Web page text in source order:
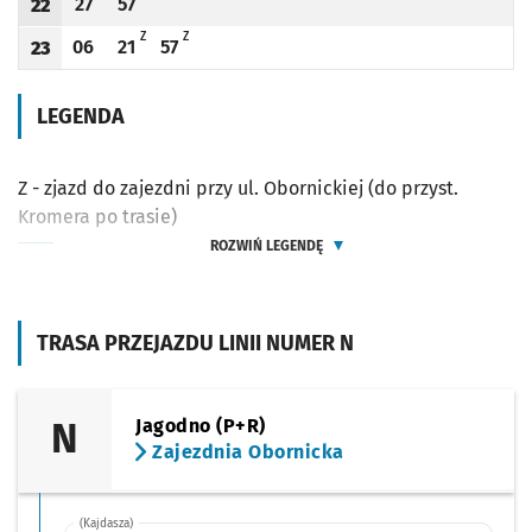
TRASA PRZEJAZDU LINII NUMER N
N
Jagodno (P+R)
Zajezdnia Obornicka
(Kajdasza)
Godzina odjazdu
22
Odjazd
minut po godzinie 22
Odjazd
minut po godzinie 22
Godzina odjazdu
23
Odjazd
06
minut po godzinie 23
Odjazd
21
minut po godzinie 23
ZZ - ZJAZD DO ZAJEZDNI PRZY UL. OBORNICKIEJ (DO PRZYST. KROMERA
Odjazd
57
minut po godzinie 23
ZZ - ZJAZD DO ZAJEZDNI PRZY UL. OBORNICKIEJ (DO PRZYST.
LEGENDA
Z - zjazd do zajezdni przy ul. Obornickiej (do przyst.
Kromera po trasie)
ROZWIŃ LEGENDĘ